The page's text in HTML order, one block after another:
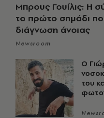
Μπρους Γουίλις: Η
το πρώτο σημάδι
διάγνωση άνοιας
Newsroom
O
του